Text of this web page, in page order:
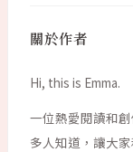
關於作者
Hi, this is Emma.
一位熱愛閱讀和
多人知道，讓大